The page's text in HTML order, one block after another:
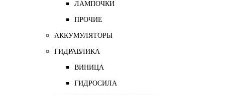
ЛАМПОЧКИ
ПРОЧИЕ
АККУМУЛЯТОРЫ
ГИДРАВЛИКА
ВИНИЦА
ГИДРОСИЛА